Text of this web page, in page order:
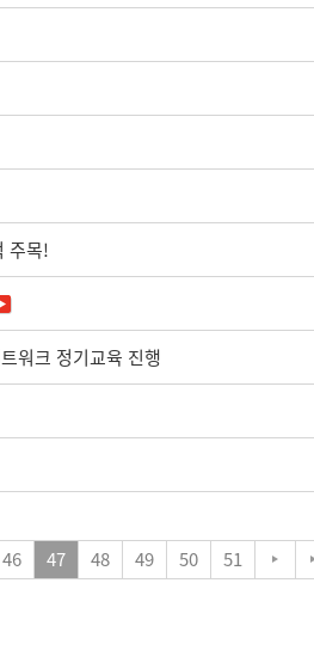
주목!
워크 정기교육 진행
46 47 48 49 50 51